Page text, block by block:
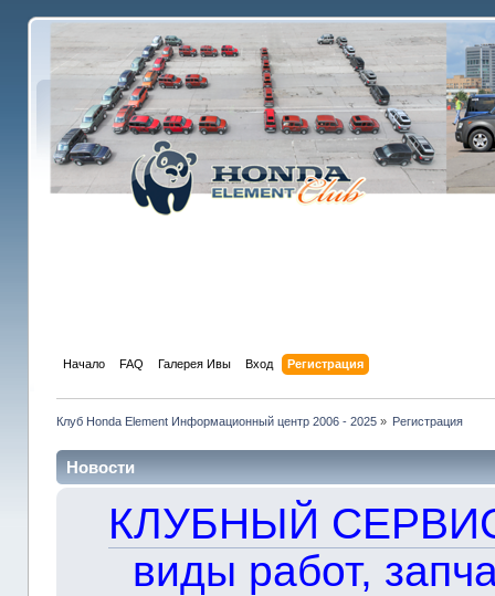
Начало FAQ Галерея Ивы Вход Регистрация
Клуб Honda Element Информационный центр 2006 - 2025» Регистрация
Новости
КЛУБНЫЙ
виды работ,